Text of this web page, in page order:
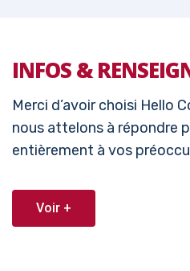
INFOS &
Merci d’avoir choisi Hello
nous attelons à répondre
entièrement à vos
Voir +